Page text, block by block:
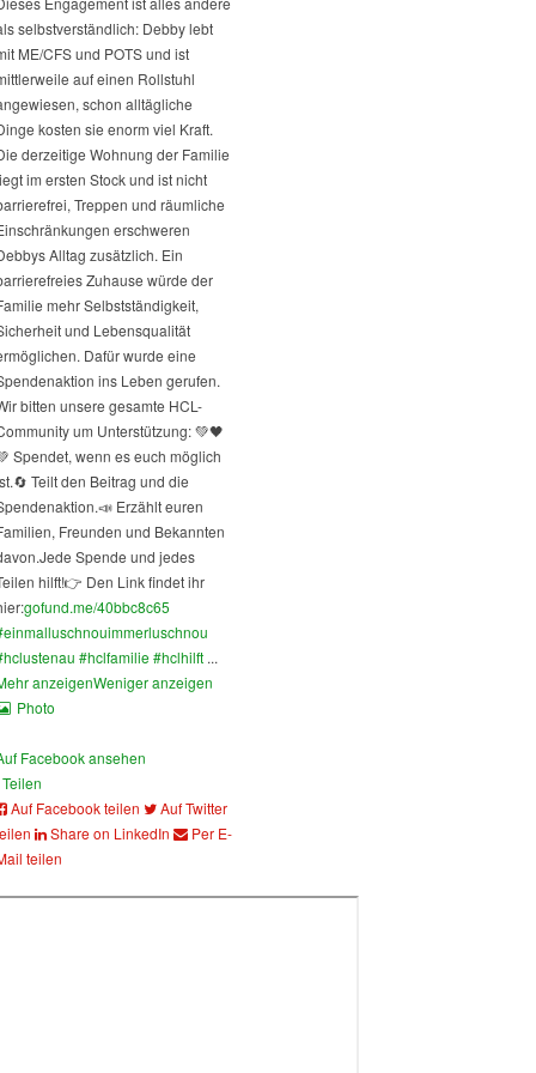
selbstverständlich: Debby lebt
ME/CFS und POTS und ist
auf einen Rollstuhl
schon alltägliche
kosten sie enorm viel Kraft.
derzeitige Wohnung der Familie
im ersten Stock und ist nicht
Treppen und räumliche
erschweren
Alltag zusätzlich. Ein
Zuhause würde der
mehr Selbstständigkeit,
und Lebensqualität
Dafür wurde eine
ins Leben gerufen.
bitten unsere gesamte HCL-
um Unterstützung: 💚🖤
Spendet, wenn es euch möglich
🔄 Teilt den Beitrag und die
📣 Erzählt euren
Freunden und Bekannten
Jede Spende und jedes
hilft!👉 Den Link findet ihr
gofund.me/40bbc8c65
#hclfamilie#hclhilft ...
anzeigenWeniger anzeigen
Photo
Facebook ansehen
Teilen
Auf Facebook teilen
Auf Twitter
Share on LinkedIn
Per E-
teilen